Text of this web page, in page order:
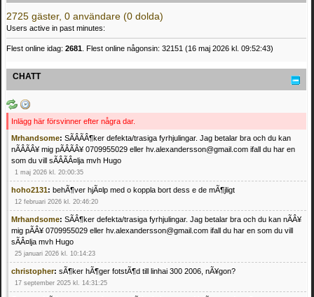
2725 gäster, 0 användare (0 dolda)
Users active in past minutes:
Flest online idag: 2681. Flest online någonsin: 32151 (16 maj 2026 kl. 09:52:43)
CHATT
Inlägg här försvinner efter några dar.
Mrhandsome: SÃÂÃÂ¶ker defekta/trasiga fyrhjulingar. Jag betalar bra och du kan
nÃÂÃÂ¥ mig pÃÂÃÂ¥ 0709955029 eller hv.alexandersson@gmail.com ifall du har en
som du vill sÃÂÃÂ¤lja mvh Hugo
1 maj 2026 kl. 20:00:35
hoho2131: behÃ¶ver hjÃ¤lp med o koppla bort dess e de mÃ¶jligt
12 februari 2026 kl. 20:46:20
Mrhandsome: SÃÂ¶ker defekta/trasiga fyrhjulingar. Jag betalar bra och du kan nÃÂ¥
mig pÃÂ¥ 0709955029 eller hv.alexandersson@gmail.com ifall du har en som du vill
sÃÂ¤lja mvh Hugo
25 januari 2026 kl. 10:14:23
christopher: sÃ¶ker hÃ¶ger fotstÃ¶d till linhai 300 2006, nÃ¥gon?
17 september 2025 kl. 14:31:25